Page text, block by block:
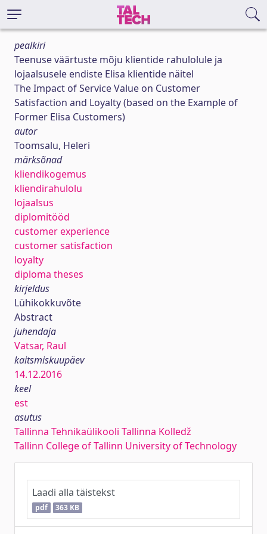
pealkiri
Teenuse väärtuste mõju klientide rahulolule ja
lojaalsusele endiste Elisa klientide näitel
The Impact of Service Value on Customer
Satisfaction and Loyalty (based on the Example of
Former Elisa Customers)
autor
Toomsalu, Heleri
märksõnad
kliendikogemus
kliendirahulolu
lojaalsus
diplomitööd
customer experience
customer satisfaction
loyalty
diploma theses
kirjeldus
Lühikokkuvõte
Abstract
juhendaja
Vatsar, Raul
kaitsmiskuupäev
14.12.2016
keel
est
asutus
Tallinna Tehnikaülikooli Tallinna Kolledž
Tallinn College of Tallinn University of Technology
Laadi alla täistekst
pdf 363 KB